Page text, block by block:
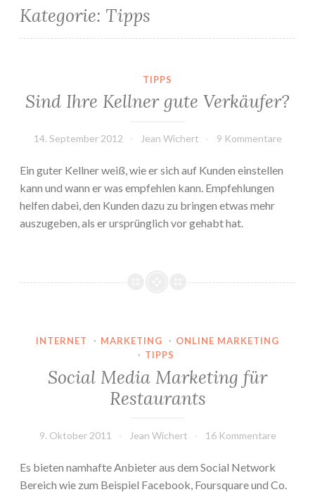
Kategorie: Tipps
TIPPS
Sind Ihre Kellner gute Verkäufer?
14. September 2012 Jean Wichert 9 Kommentare
Ein guter Kellner weiß, wie er sich auf Kunden einstellen
kann und wann er was empfehlen kann. Empfehlungen
helfen dabei, den Kunden dazu zu bringen etwas mehr
auszugeben, als er ursprünglich vor gehabt hat.
INTERNET · MARKETING · ONLINE MARKETING
· TIPPS
Social Media Marketing für
Restaurants
9. Oktober 2011 Jean Wichert 16 Kommentare
Es bieten namhafte Anbieter aus dem Social Network
Bereich wie zum Beispiel Facebook, Foursquare und Co.